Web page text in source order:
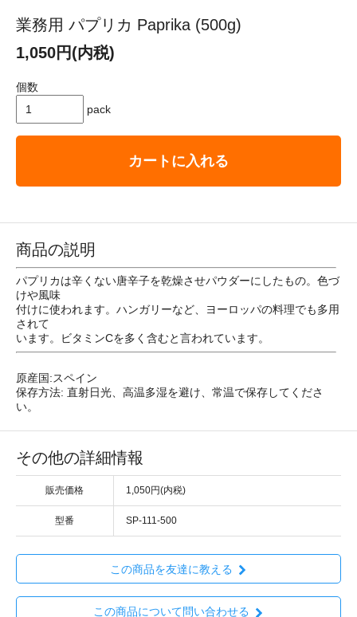
業務用 パプリカ Paprika (500g)
1,050円(内税)
個数
pack
カートに入れる
商品の説明
パプリカは辛くない唐辛子を乾燥させパウダーにしたもの。色づ
けや風味
付けに使われます。ハンガリーなど、ヨーロッパの料理でも多用
されて
います。ビタミンCを多く含むと言われています。
原産国:スペイン
保存方法: 直射日光、高温多湿を避け、常温で保存してくださ
い。
その他の詳細情報
販売価格 1,050円(内税)
型番 SP-111-500
この商品を友達に教える
この商品について問い合わせる